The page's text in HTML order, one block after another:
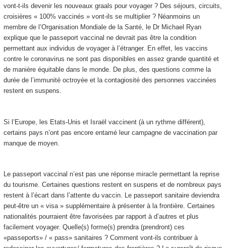
vont-t-ils devenir les nouveaux graals pour voyager ? Des séjours, circuits,
croisières « 100% vaccinés » vont-ils se multiplier ? Néanmoins un
membre de l’Organisation Mondiale de la Santé, le Dr Michael Ryan
explique que le passeport vaccinal ne devrait pas être la condition
permettant aux individus de voyager à l’étranger. En effet, les vaccins
contre le coronavirus ne sont pas disponibles en assez grande quantité et
de manière équitable dans le monde. De plus, des questions comme la
durée de l’immunité octroyée et la contagiosité des personnes vaccinées
restent en suspens.
Si l’Europe, les Etats-Unis et Israël vaccinent (à un rythme différent),
certains pays n’ont pas encore entamé leur campagne de vaccination par
manque de moyen.
Le passeport vaccinal n’est pas une réponse miracle permettant la reprise
du tourisme. Certaines questions restent en suspens et de nombreux pays
restent à l’écart dans l’attente du vaccin. Le passeport sanitaire deviendra
peut-être un « visa » supplémentaire à présenter à la frontière. Certaines
nationalités pourraient être favorisées par rapport à d’autres et plus
facilement voyager. Quelle(s) forme(s) prendra (prendront) ces
«passeports» / « pass» sanitaires ? Comment vont-ils contribuer à